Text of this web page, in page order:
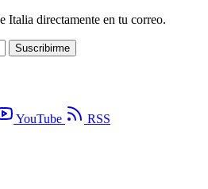
Italia directamente en tu correo.
Suscribirme
YouTube RSS